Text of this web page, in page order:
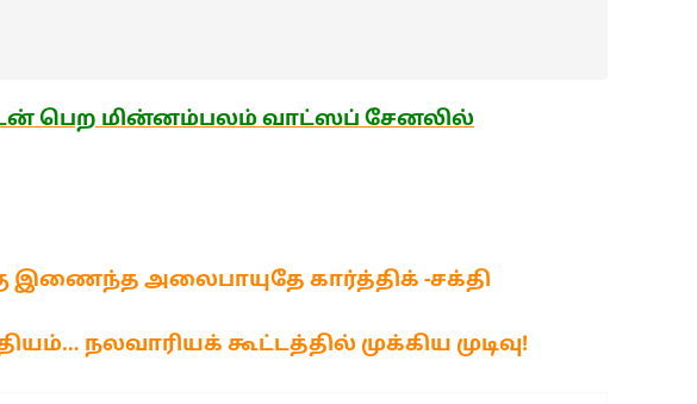
பெற மின்னம்பலம் வாட்ஸப் சேனலில்
இணைந்த அலைபாயுதே கார்த்திக் -சக்தி
நலவாரியக் கூட்டத்தில் முக்கிய முடிவு!